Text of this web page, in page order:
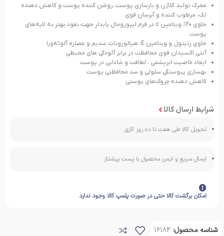
محرک تولید کلاژن و بازسازی پوست، روشن کننده پوست و کاهش دهنده
لک، مرطوب کننده و آبرسان قوی
حاوی 20% ویتامین c در فرم لیپوزومال پایدار جهت نفوذ بهتر به لایه‌های
پوست
حاوی رتیتول و ویتامین E، هیالورونات سدیم و عصاره آلوئه‌ورا
آنتی اکسیدان قوی محافظت در برابر آلودگی های محیطی
ایجاد خاصیت ابریشمی ، لطافت و شادابی در پوست
بهسازی پیوستگی سلولی و سد محافظتی پوست
کاهش دهنده چروک‌های پوستی
شرایط ارسال کالا
تحویل کالا طی هفت تا ده روز کاری
ارسال سریع و ایمن محصول با پست پیشتاز
امکان برگشت کالا حتی در صورت پلمپ کالا وجود ندارد
شناسه محصول: 16184